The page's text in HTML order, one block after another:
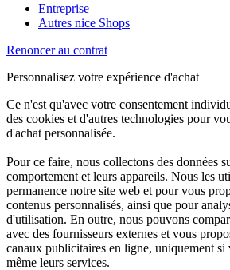
Entreprise
Autres nice Shops
Renoncer au contrat
Personnalisez votre expérience d'achat
Ce n'est qu'avec votre consentement
des cookies et d'autres technologies pour
d'achat personnalisée.
Pour ce faire, nous collectons des données
comportement et leurs appareils. Nous les
permanence notre site web et pour vous
contenus personnalisés, ainsi que pour
d'utilisation. En outre, nous pouvons
avec des fournisseurs externes et vous
canaux publicitaires en ligne, uniquement
même leurs services.